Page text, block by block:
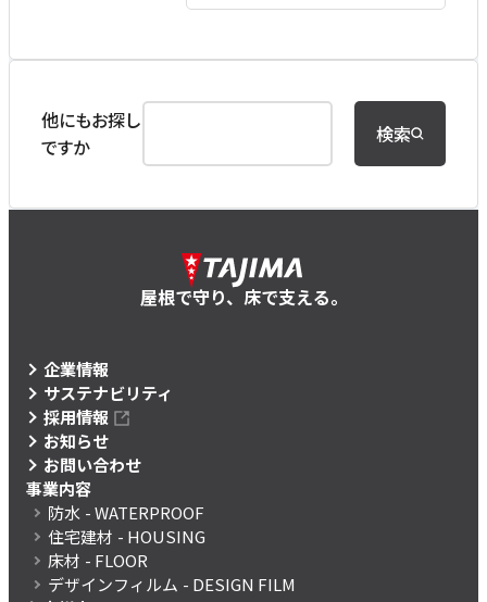
他にもお探し
ですか
検索
屋根で守り、床で支える。
企業情報
サステナビリティ
採用情報
お知らせ
お問い合わせ
事業内容
防水 - WATERPROOF
住宅建材 - HOUSING
床材 - FLOOR
デザインフィルム - DESIGN FILM